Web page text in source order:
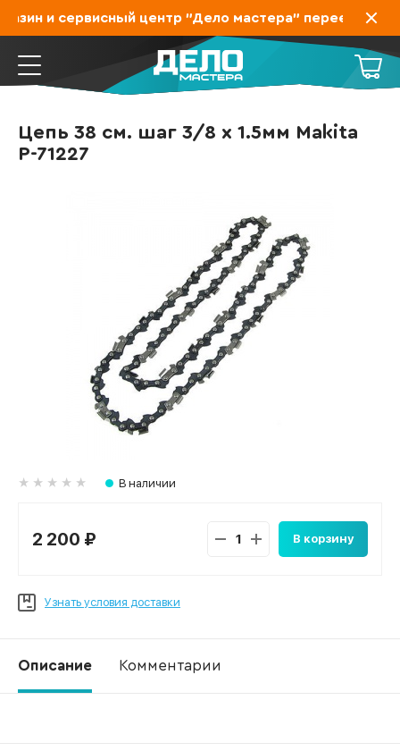
и сервисный центр "Дело мастера" переехал на
Цепь 38 см. шаг 3/8 x 1.5мм Makita
P-71227
В наличии
2 200 ₽ В корзину
Узнать условия доставки
Описание Комментарии